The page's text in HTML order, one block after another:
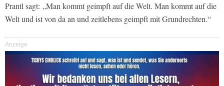
Prantl sagt: „Man kommt geimpft auf die Welt. Man kommt auf die
Welt und ist von da an und zeitlebens geimpft mit Grundrechten.“
Anzeige